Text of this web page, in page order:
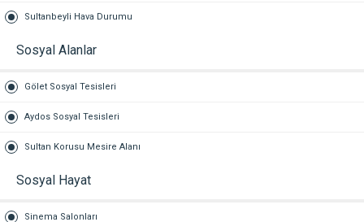
Sultanbeyli Hava Durumu
Sosyal Alanlar
Gölet Sosyal Tesisleri
Aydos Sosyal Tesisleri
Sultan Korusu Mesire Alanı
Sosyal Hayat
Sinema Salonları